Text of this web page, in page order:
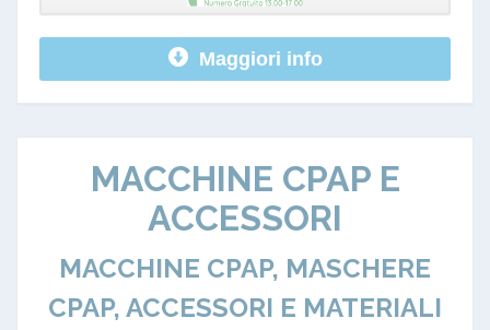
Maggiori info
MACCHINE CPAP E
ACCESSORI
MACCHINE CPAP, MASCHERE
CPAP, ACCESSORI E MATERIALI